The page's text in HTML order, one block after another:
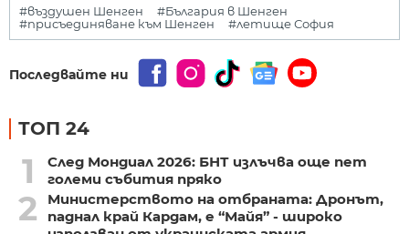
#въздушен Шенген
#България в Шенген
#присъединяване към Шенген
#летище София
Последвайте ни
ТОП 24
1
След Мондиал 2026: БНТ излъчва още пет
големи събития пряко
2
Министерството на отбраната: Дронът,
паднал край Кардам, е “Майя” - широко